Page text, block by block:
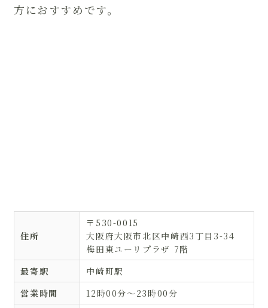
方におすすめです。
住所
〒530-0015
大阪府大阪市北区中崎西3丁目3-34
梅田東ユーリプラザ 7階
最寄駅
中崎町駅
営業時間
12時00分〜23時00分